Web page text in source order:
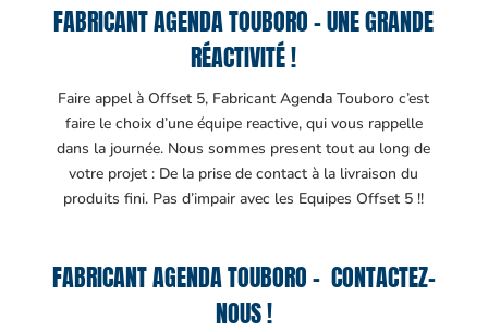
FABRICANT AGENDA TOUBORO – UNE GRANDE
RÉACTIVITÉ !
Faire appel à Offset 5, Fabricant Agenda Touboro c’est
faire le choix d’une équipe reactive, qui vous rappelle
dans la journée. Nous sommes present tout au long de
votre projet : De la prise de contact à la livraison du
produits fini. Pas d’impair avec les Equipes Offset 5 !!
FABRICANT AGENDA TOUBORO – CONTACTEZ-
NOUS !